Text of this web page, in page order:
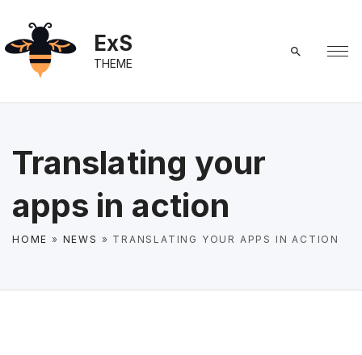
ExS
THEME
Translating your
apps in action
HOME » NEWS » TRANSLATING YOUR APPS IN ACTION